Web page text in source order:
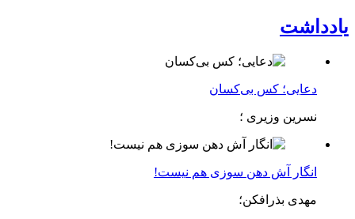
یادداشت
دعایی؛ کس بی‌کسان
نسرین وزیری ؛
انگار آش دهن سوزی هم نیست!
مهدی بذرافکن؛